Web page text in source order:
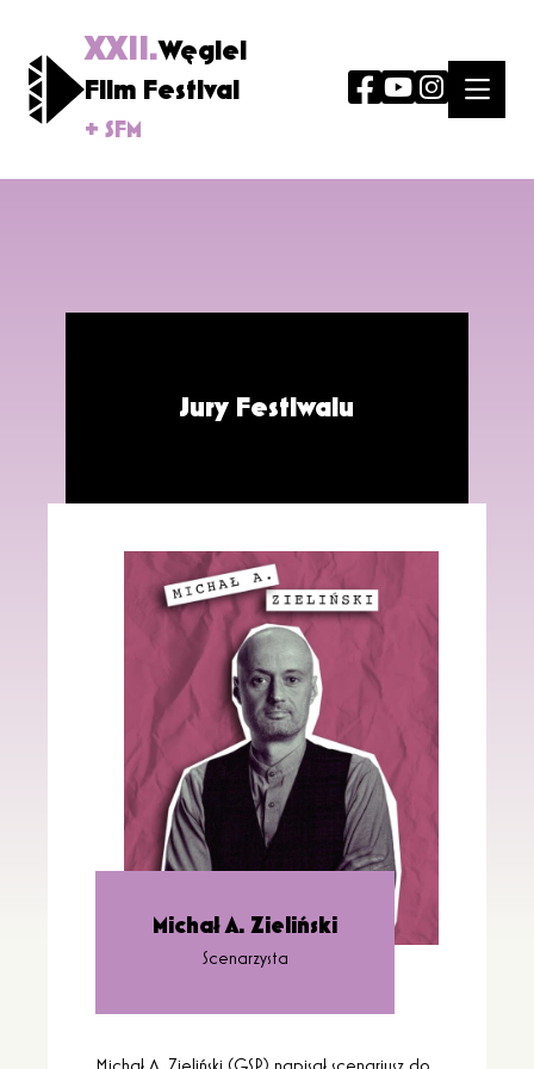
XXII.Węgiel
Film Festival
+ SFM
Jury Festiwalu
Michał A. Zieliński
Scenarzysta